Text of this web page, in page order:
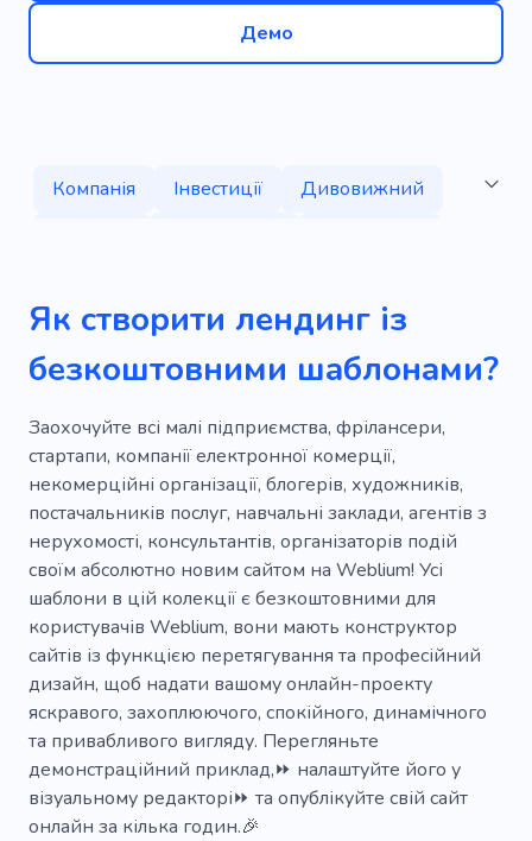
Демо
Компанія Інвестиції
Дивовижний
Простий
Інформативний
Корпоративний
Комерційний
Запуск продуктів
Інструмент
Маркетинг
Особистий
Планер
Кімната
Як створити лендинг із
безкоштовними шаблонами?
Заохочуйте всі малі підприємства, фрілансери,
стартапи, компанії електронної комерції,
некомерційні організації, блогерів, художників,
постачальників послуг, навчальні заклади, агентів з
нерухомості, консультантів, організаторів подій
своїм абсолютно новим сайтом на Weblium! Усі
шаблони в цій колекції є безкоштовними для
користувачів Weblium, вони мають конструктор
сайтів із функцією перетягування та професійний
дизайн, щоб надати вашому онлайн-проекту
яскравого, захоплюючого, спокійного, динамічного
та привабливого вигляду. Перегляньте
демонстраційний приклад,⏩ налаштуйте його у
візуальному редакторі⏩ та опублікуйте свій сайт
онлайн за кілька годин.🎉